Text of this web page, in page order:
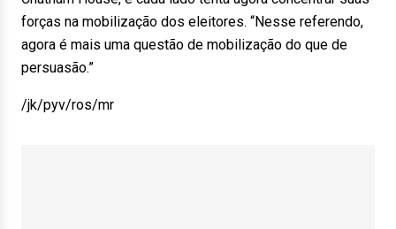
forças na mobilização dos eleitores. “Nesse referendo,
agora é mais uma questão de mobilização do que de
persuasão.”
/jk/pyv/ros/mr